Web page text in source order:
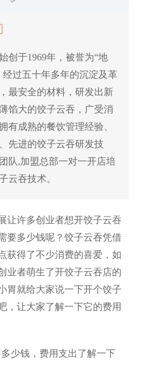
创于1969年，被誉为“地
过五十年多年的沉淀及革
最安全的材料，研发出新
馅大的饺子云吞，广受消
有成熟的餐饮管理经验、
先进的饺子云吞研发技
队,加盟总部一对一开店培
云吞技术。
让许多创业者想开饺子云吞
要多少钱呢？饺子云吞凭借
获得了不少消费的喜爱，如
业者萌生了开饺子云吞店的
胃就给大家说一下开个饺子
，让大家了解一下它的费用